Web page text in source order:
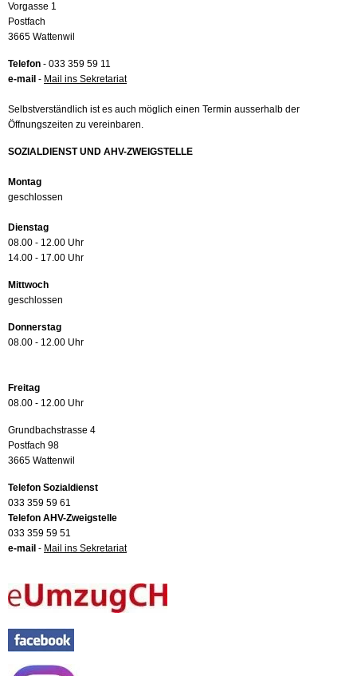
Vorgasse 1
Postfach
3665 Wattenwil
Telefon - 033 359 59 11
e-mail - Mail ins Sekretariat
Selbstverständlich ist es auch möglich einen Termin ausserhalb der
Öffnungszeiten zu vereinbaren.
SOZIALDIENST UND AHV-ZWEIGSTELLE
Montag
geschlossen
Dienstag
08.00 - 12.00 Uhr
14.00 - 17.00 Uhr
Mittwoch
geschlossen
Donnerstag
08.00 - 12.00 Uhr
Freitag
08.00 - 12.00 Uhr
Grundbachstrasse 4
Postfach 98
3665 Wattenwil
Telefon Sozialdienst
033 359 59 61
Telefon AHV-Zweigstelle
033 359 59 51
e-mail - Mail ins Sekretariat